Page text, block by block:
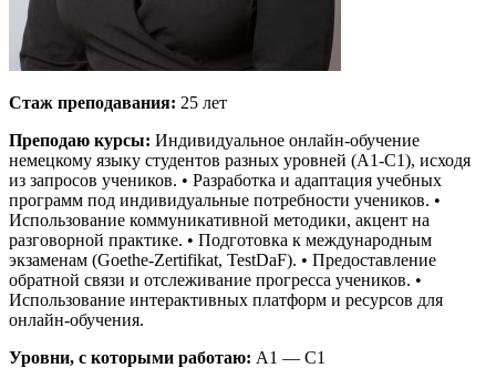
Стаж преподавания: 25 лет
Преподаю курсы: Индивидуальное онлайн-обучение
немецкому языку студентов разных уровней (A1-C1), исходя
из запросов учеников. • Разработка и адаптация учебных
программ под индивидуальные потребности учеников. •
Использование коммуникативной методики, акцент на
разговорной практике. • Подготовка к международным
экзаменам (Goethe-Zertifikat, TestDaF). • Предоставление
обратной связи и отслеживание прогресса учеников. •
Использование интерактивных платформ и ресурсов для
онлайн-обучения.
Уровни, с которыми работаю: А1 — C1